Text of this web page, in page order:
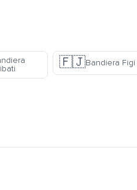
🇫🇯Bandiera Figi